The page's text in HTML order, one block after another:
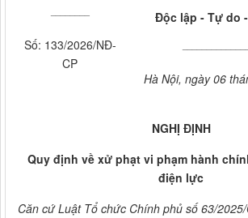
Số: 133/2026/NĐ-
CP
Độc lập - Tự do
Hà Nội, ngày 06
NGHỊ ĐỊNH
Quy định về xử phạt vi phạm hành
điện lực
Căn cứ Luật Tổ chức Chính phủ số 63/